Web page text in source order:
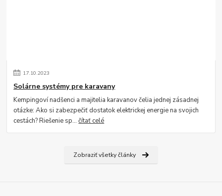
17.10.2023
Solárne systémy pre karavany
Kempingoví nadšenci a majitelia karavanov čelia jednej zásadnej
otázke: Ako si zabezpečiť dostatok elektrickej energie na svojich
cestách? Riešenie sp...čítať celé
Zobraziť všetky články